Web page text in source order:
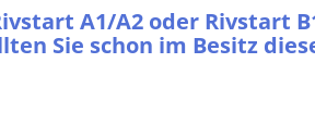
A1/A2 oder Rivstart
Sie schon im Besitz